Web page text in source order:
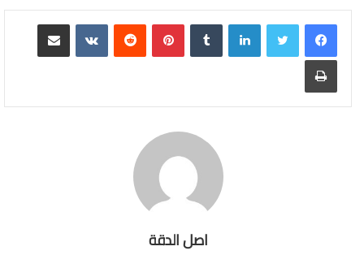
لينكدإن بينتيريست
مشاركة عبر البريد
طباعة
اصل الدقة